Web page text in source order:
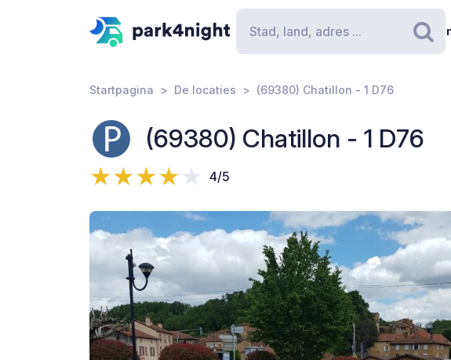
Startpagina De locaties (69380) Chatillon - 1 D76
(69380) Chatillon - 1 D76
4/5